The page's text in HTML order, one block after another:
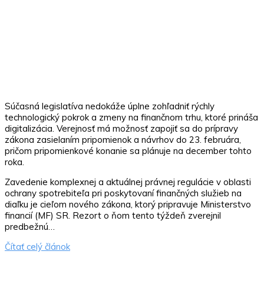
Súčasná legislatíva nedokáže úplne zohľadniť rýchly
technologický pokrok a zmeny na finančnom trhu, ktoré prináša
digitalizácia. Verejnosť má možnosť zapojiť sa do prípravy
zákona zasielaním pripomienok a návrhov do 23. februára,
pričom pripomienkové konanie sa plánuje na december tohto
roka.
Zavedenie komplexnej a aktuálnej právnej regulácie v oblasti
ochrany spotrebiteľa pri poskytovaní finančných služieb na
diaľku je cieľom nového zákona, ktorý pripravuje Ministerstvo
financií (MF) SR. Rezort o ňom tento týždeň zverejnil
predbežnú…
Čítať celý článok